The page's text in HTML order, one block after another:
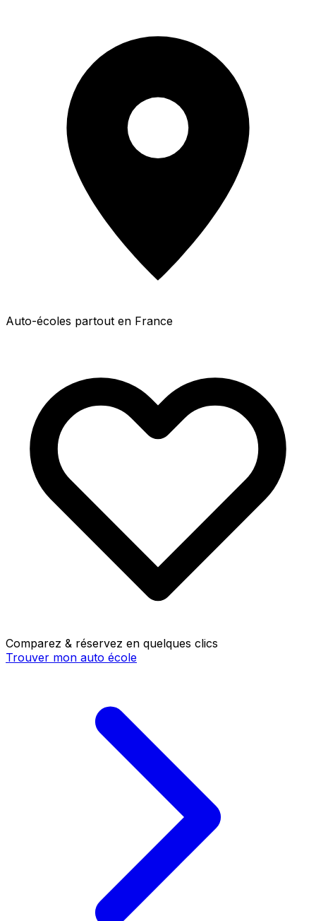
Auto-écoles partout en France
Comparez & réservez en quelques clics
Trouver mon auto école